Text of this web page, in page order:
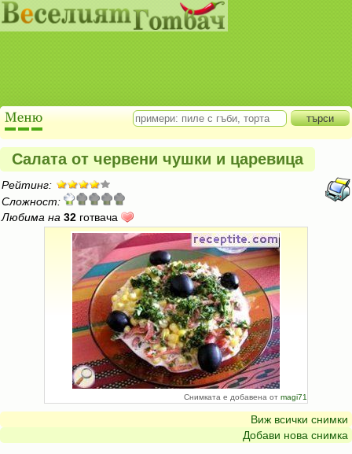
Салата от червени чушки и царевица
Рейтинг:
Сложност:
Любима на 32 готвача
Снимката е добавена от magi71
Виж всички снимки
Добави нова снимка